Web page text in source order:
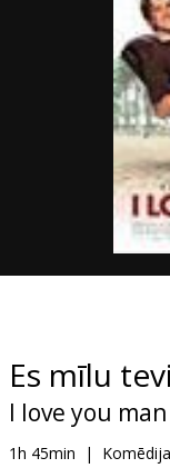
Kultūra
Pasākumi
Dāvanu
B2B
Es mīlu
I love you man
1h 45min | Komēdija